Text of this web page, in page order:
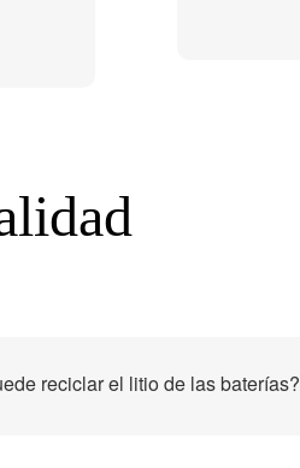
reciclar el litio de las baterías?